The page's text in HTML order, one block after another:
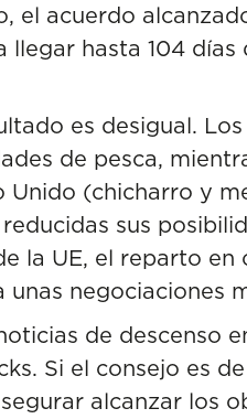
el acuerdo
llegar hasta 104
es desigual.
de pesca,
(chicharro y
sus
la UE, el reparto
negociaciones
de descenso
Si el consejo es
alcanzar los